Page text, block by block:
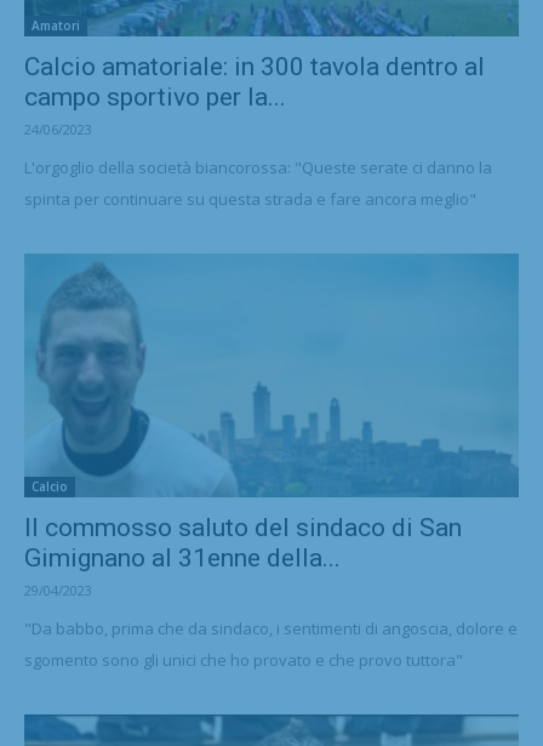
Amatori
Calcio amatoriale: in 300 tavola dentro al
campo sportivo per la...
24/06/2023
L'orgoglio della società biancorossa: "Queste serate ci danno la
spinta per continuare su questa strada e fare ancora meglio"
Calcio
Il commosso saluto del sindaco di San
Gimignano al 31enne della...
29/04/2023
"Da babbo, prima che da sindaco, i sentimenti di angoscia, dolore e
sgomento sono gli unici che ho provato e che provo tuttora"